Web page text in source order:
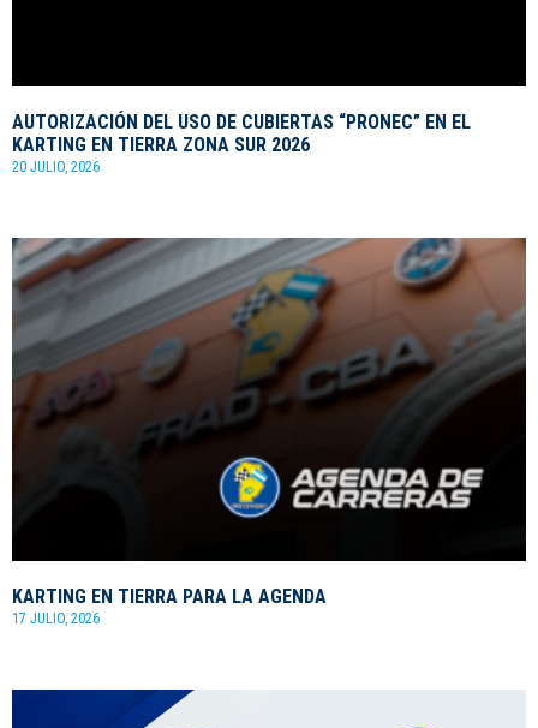
AUTORIZACIÓN DEL USO DE CUBIERTAS “PRONEC” EN EL
KARTING EN TIERRA ZONA SUR 2026
20 JULIO, 2026
KARTING EN TIERRA PARA LA AGENDA
17 JULIO, 2026